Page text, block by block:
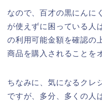
なので、百才の黒にんに
が使えずに困っている人
の利用可能金額を確認の
商品を購入されることを
ちなみに、気になるクレ
ですが、多分、多くの人